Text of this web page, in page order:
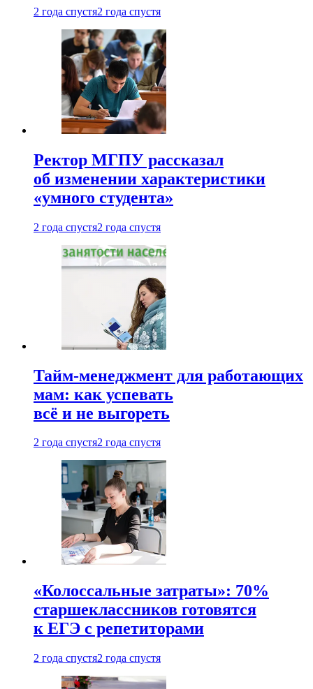
2 года спустя2 года спустя
Ректор МГПУ рассказал
об изменении характеристики
«умного студента»
2 года спустя2 года спустя
Тайм-менеджмент для работающих
мам: как успевать
всё и не выгореть
2 года спустя2 года спустя
«Колоссальные затраты»: 70%
старшеклассников готовятся
к ЕГЭ с репетиторами
2 года спустя2 года спустя